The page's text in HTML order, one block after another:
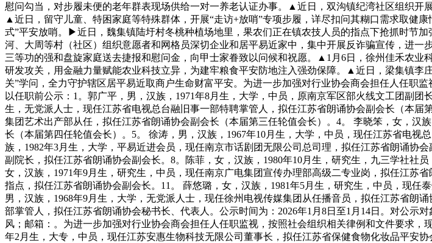
慰问勾当，对步履未便的老年群表现场供给一对一养老认证办事。▲近日，双沟镇纪湾社区组织开
▲近日，留守儿童、特困家庭等特殊群体，开展“走访+放哨”专项步履，详尽扣问其糊口需求取健
式”平安放哨。▶近日，魏集镇陆圩村冬桃种植场地里，果农们正在镇农技人员的指点下抢抓时节
河、大周等村（社区）组织意愿者和网格员深切企业和居平易近家中，集中开展反诈骗宣传，进
三等功的强和盘旋家庭送去捷报和慰问金，向甲士家眷致以问候和祝愿。▲1月6日，徐州佳禾农
研发攻关，用金融力量赋能农业科技立异，为建牢粮食平安防地注入强劲保障。▲近日，梁集镇李
关”学问，全力守护辖区居平易近取商户生命财富平安。为进一步加强对行业协会商会担任人任职
以任职前公示：1。郭广平，男，汉族，1971年8月生，大学，中员，原南京军区部火线文工团副
生，无党派人士，现任江苏省电视总台融旧事一部特聘掌管人，拟任江苏省朗诵协会副会长（本
集团艺术出产部从任，拟任江苏省朗诵协会副会长（本届第三任轮值会长）。4。 李晓笨，女，汉
长（本届第四任轮值会长）。5。 徐涛，男，汉族，1967年10月生，大学，中员，现任江苏省电
族，1982年3月生，大学，平易近进会员，现任南京市话剧团无限公司总司理，拟任江苏省朗诵协
副院长，拟任江苏省朗诵协会副会长。8。陈菲，女，汉族，1980年10月生，研究生，九三学社社
女，汉族，1971年9月生，研究生，中员，现任南京广电集团宣传办理部高级二专业岗，拟任江苏
指点，拟任江苏省朗诵协会副会长。11。 薛悠璐，女，汉族，1981年5月生，研究生，中员，现任
男，汉族，1968年9月生，大学，无党派人士，现任徐州电视传媒集团从任播音员，拟任江苏省朗
部掌管人，拟任江苏省朗诵协会秘书长、代表人。公示时间为：2026年1月8日至1月14日。对公
风；邮箱：。为进一步加强对行业协会商会担任人任职监视，按照社会组织相关律例和文件要求
年2月生，大专，中员，现任江苏安惠生物科技无限公司董事长，拟任江苏省保健食物化妆品平安